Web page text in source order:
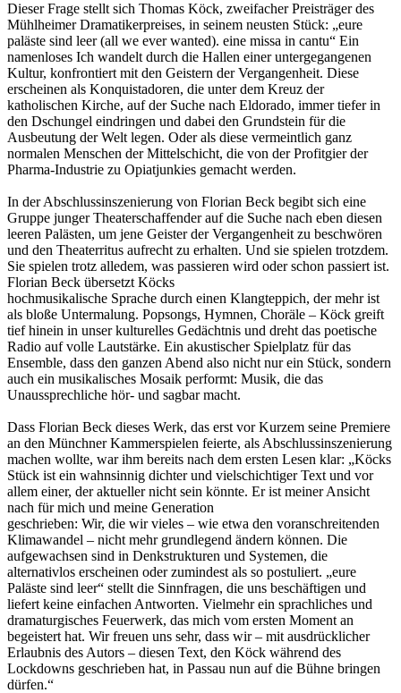
Dieser Frage stellt sich Thomas Köck, zweifacher Preisträger des
Mühlheimer Dramatikerpreises, in seinem neusten Stück: „eure
paläste sind leer (all we ever wanted). eine missa in cantu“ Ein
namenloses Ich wandelt durch die Hallen einer untergegangenen
Kultur, konfrontiert mit den Geistern der Vergangenheit. Diese
erscheinen als Konquistadoren, die unter dem Kreuz der
katholischen Kirche, auf der Suche nach Eldorado, immer tiefer in
den Dschungel eindringen und dabei den Grundstein für die
Ausbeutung der Welt legen. Oder als diese vermeintlich ganz
normalen Menschen der Mittelschicht, die von der Profitgier der
Pharma-Industrie zu Opiatjunkies gemacht werden.
In der Abschlussinszenierung von Florian Beck begibt sich eine
Gruppe junger Theaterschaffender auf die Suche nach eben diesen
leeren Palästen, um jene Geister der Vergangenheit zu beschwören
und den Theaterritus aufrecht zu erhalten. Und sie spielen trotzdem.
Sie spielen trotz alledem, was passieren wird oder schon passiert ist.
Florian Beck übersetzt Köcks
hochmusikalische Sprache durch einen Klangteppich, der mehr ist
als bloße Untermalung. Popsongs, Hymnen, Choräle – Köck greift
tief hinein in unser kulturelles Gedächtnis und dreht das poetische
Radio auf volle Lautstärke. Ein akustischer Spielplatz für das
Ensemble, dass den ganzen Abend also nicht nur ein Stück, sondern
auch ein musikalisches Mosaik performt: Musik, die das
Unaussprechliche hör- und sagbar macht.
Dass Florian Beck dieses Werk, das erst vor Kurzem seine Premiere
an den Münchner Kammerspielen feierte, als Abschlussinszenierung
machen wollte, war ihm bereits nach dem ersten Lesen klar: „Köcks
Stück ist ein wahnsinnig dichter und vielschichtiger Text und vor
allem einer, der aktueller nicht sein könnte. Er ist meiner Ansicht
nach für mich und meine Generation
geschrieben: Wir, die wir vieles – wie etwa den voranschreitenden
Klimawandel – nicht mehr grundlegend ändern können. Die
aufgewachsen sind in Denkstrukturen und Systemen, die
alternativlos erscheinen oder zumindest als so postuliert. „eure
Paläste sind leer“ stellt die Sinnfragen, die uns beschäftigen und
liefert keine einfachen Antworten. Vielmehr ein sprachliches und
dramaturgisches Feuerwerk, das mich vom ersten Moment an
begeistert hat. Wir freuen uns sehr, dass wir – mit ausdrücklicher
Erlaubnis des Autors – diesen Text, den Köck während des
Lockdowns geschrieben hat, in Passau nun auf die Bühne bringen
dürfen.“